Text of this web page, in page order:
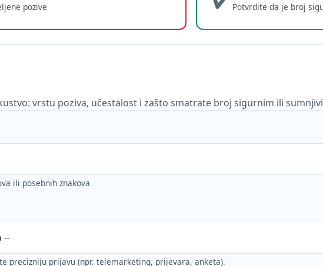
pozive Potvrdite da je broj
vrstu poziva, učestalost i zašto smatrate broj sigurnim ili
ili posebnih znakova
precizniju prijavu (npr. telemarketing, prijevara, anketa).